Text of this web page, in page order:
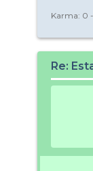
Karma: 0
Re: